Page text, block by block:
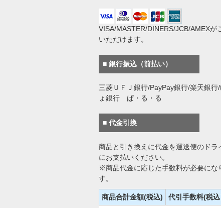
VISA/MASTER/DINERS/JCB/AMEXが
いただけます。
■ 銀行振込（前払い）
三菱ＵＦＪ銀行/PayPay銀行/楽天銀行
ょ銀行 ぱ・る・る
■ 代金引換
商品と引き換えに代金を運送便のドラ
にお支払いください。
※商品代金に応じた手数料が必要にな
す。
商品合計金額(税込) 代引手数料(税込